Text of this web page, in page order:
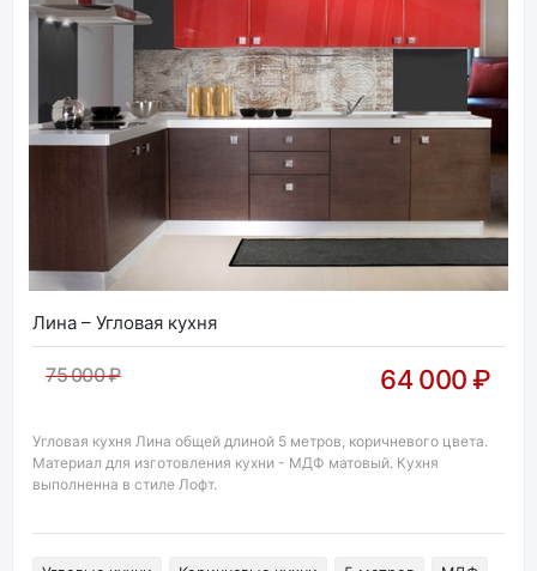
Лина – Угловая кухня
75 000 ₽ 64 000 ₽
Угловая кухня Лина общей длиной 5 метров, коричневого цвета.
Материал для изготовления кухни - МДФ матовый. Кухня
выполненна в стиле Лофт.